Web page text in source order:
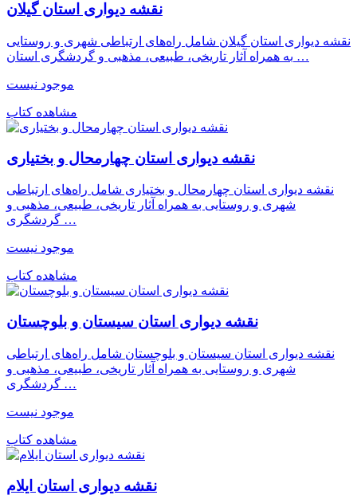
نقشه دیواری استان گیلان
نقشه دیواری استان گیلان شامل راه‌های ارتباطی شهری و روستایی
به همراه آثار تاریخی، طبیعی، مذهبی و گردشگری استان …
موجود نیست
مشاهده کتاب
نقشه دیواری استان چهارمحال و بختیاری
نقشه دیواری استان چهارمحال و بختیاری شامل راه‌های ارتباطی
شهری و روستایی به همراه آثار تاریخی، طبیعی، مذهبی و
گردشگری …
موجود نیست
مشاهده کتاب
نقشه دیواری استان سیستان و بلوچستان
نقشه دیواری استان سیستان و بلوچستان شامل راه‌های ارتباطی
شهری و روستایی به همراه آثار تاریخی، طبیعی، مذهبی و
گردشگری …
موجود نیست
مشاهده کتاب
نقشه دیواری استان ایلام